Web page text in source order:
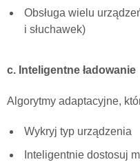
Obsługa wielu
i słuchawek)
c. Inteligentne ładowanie
Algorytmy adaptacyjne,
Wykryj typ urządzenia
Inteligentnie dostosuj